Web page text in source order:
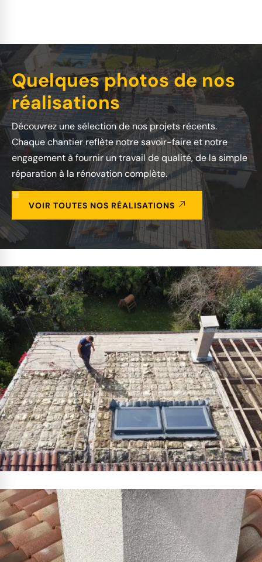
Quelques photos de nos
réalisations
Découvrez une sélection de nos projets récents.
Chaque chantier reflète notre savoir-faire et notre
engagement à fournir un travail de qualité, de la simple
réparation à la rénovation complète.
VOIR TOUTES NOS RÉALISATIONS